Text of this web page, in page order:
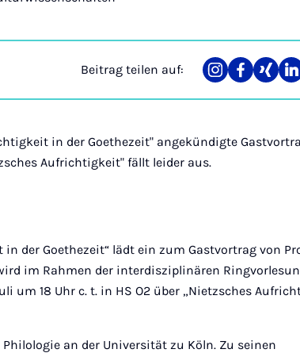
Beitrag teilen auf:
Teilen
auf
Teilen
auf
Teilen
auf
in der Goethezeit" angekündigte
Aufrichtigkeit" fällt leider aus.
der Goethezeit“ lädt ein zum Gastvortrag von
im Rahmen der interdisziplinären
um 18 Uhr c. t. in HS O2 über „Nietzsches
an der Universität zu Köln. Zu seinen